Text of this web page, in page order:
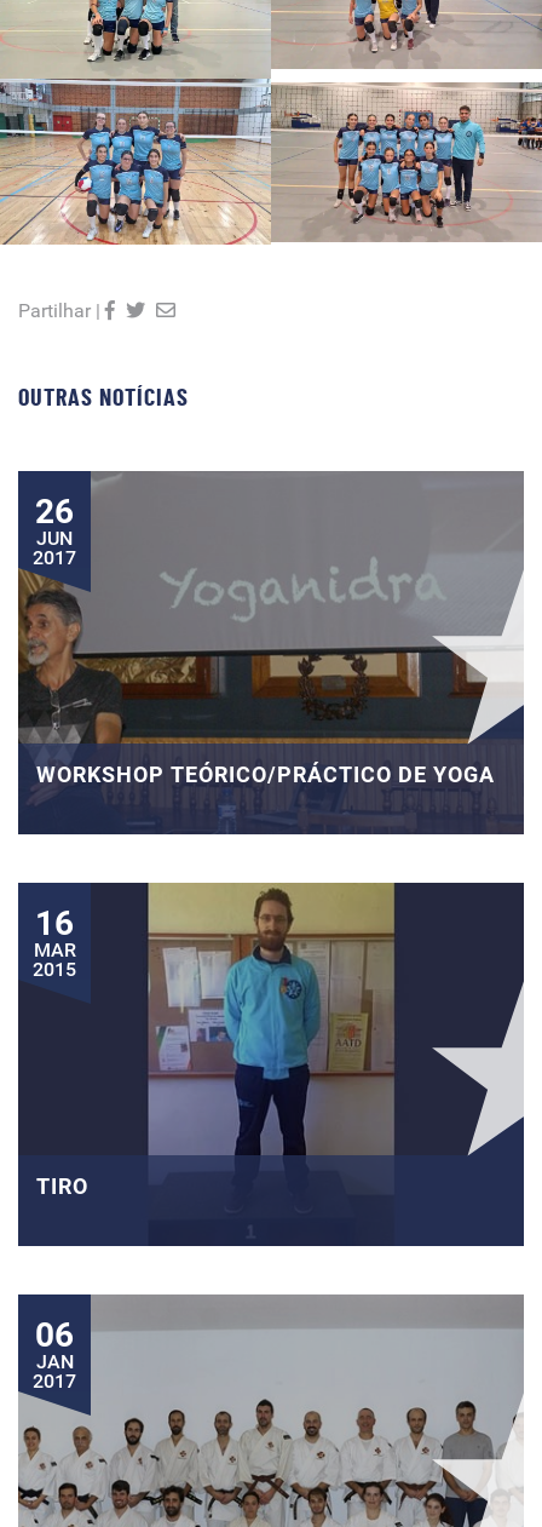
Partilhar |
OUTRAS NOTÍCIAS
26
JUN
2017
WORKSHOP TEÓRICO/PRÁCTICO DE YOGA
16
MAR
2015
TIRO
06
JAN
2017